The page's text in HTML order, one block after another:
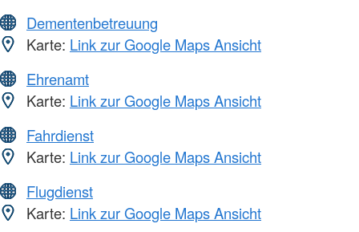
Dementenbetreuung
Karte: Link zur Google Maps Ansicht
Ehrenamt
Karte: Link zur Google Maps Ansicht
Fahrdienst
Karte: Link zur Google Maps Ansicht
Flugdienst
Karte: Link zur Google Maps Ansicht